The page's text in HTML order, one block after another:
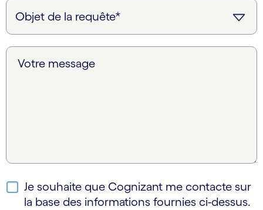
Votre message
Je souhaite que Cognizant me contacte sur
la base des informations fournies ci-dessus.